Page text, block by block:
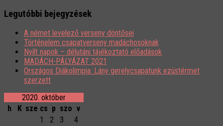
Legutóbbi bejegyzések
A német levelező verseny döntősei
Történelem csapatverseny madáchosoknak
Nyílt napok – délutáni tájékoztató előadások
MADÁCH-PÁLYÁZAT 2021
Országos Diákolimpia: Lány gerelycsapatunk ezüstérmet
szerzett
2020. október
h
K sze cs p szo v
1
2 3
4